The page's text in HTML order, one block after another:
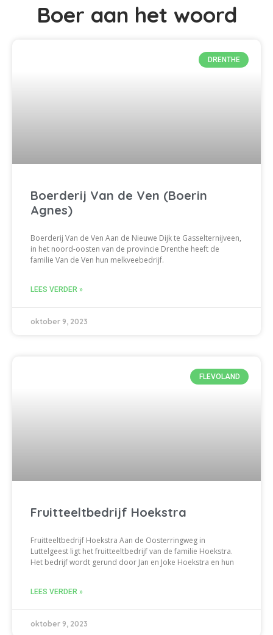
Boer aan het woord
DRENTHE
Boerderij Van de Ven (Boerin
Agnes)
Boerderij Van de Ven Aan de Nieuwe Dijk te Gasselternijveen,
in het noord-oosten van de provincie Drenthe heeft de
familie Van de Ven hun melkveebedrijf.
LEES VERDER »
oktober 9, 2023
FLEVOLAND
Fruitteeltbedrijf Hoekstra
Fruitteeltbedrijf Hoekstra Aan de Oosterringweg in
Luttelgeest ligt het fruitteeltbedrijf van de familie Hoekstra.
Het bedrijf wordt gerund door Jan en Joke Hoekstra en hun
LEES VERDER »
oktober 9, 2023